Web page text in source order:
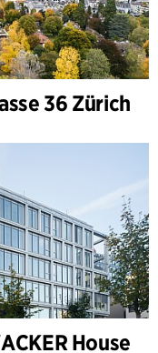
36 Zürich
House